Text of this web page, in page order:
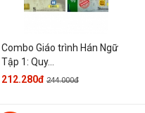
Combo Giáo trình Hán Ngữ
Tập 1: Quy...
212.280đ 244.000đ